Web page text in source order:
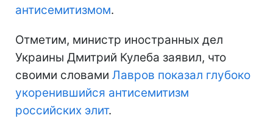
антисемитизмом.
Отметим, министр иностранных дел
Украины Дмитрий Кулеба заявил, что
своими словами Лавров показал глубоко
укоренившийся антисемитизм
российских элит.